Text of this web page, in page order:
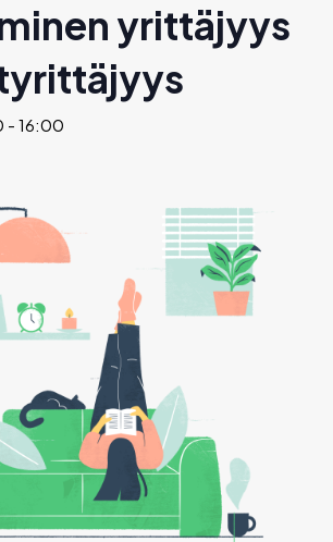
yrittäjyys
- 16:00